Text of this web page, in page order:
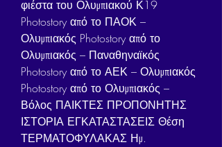
φιέστα του Ολυμπιακού Κ19
Photostory από το ΠΑΟΚ –
Ολυμπιακός Photostory από το
Ολυμπιακός – Παναθηναϊκός
Photostory από το ΑΕΚ – Ολυμπιακός
Photostory από το Ολυμπιακός –
Βόλος ΠΑΙΚΤΕΣ ΠΡΟΠΟΝΗΤΗΣ
ΙΣΤΟΡΙΑ ΕΓΚΑΤΑΣΤΑΣΕΙΣ Θέση
ΤΕΡΜΑΤΟΦΥΛΑΚΑΣ Ημ.